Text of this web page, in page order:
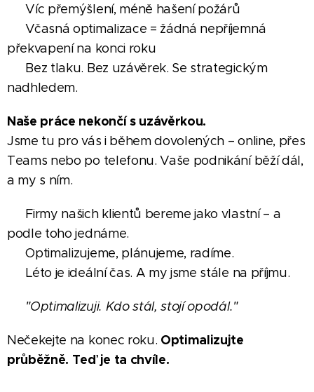
✅ Víc přemýšlení, méně hašení požárů
✅ Včasná optimalizace = žádná nepříjemná
překvapení na konci roku
✅ Bez tlaku. Bez uzávěrek. Se strategickým
nadhledem.
Naše práce nekončí s uzávěrkou.
Jsme tu pro vás i během dovolených – online, přes
Teams nebo po telefonu. Vaše podnikání běží dál,
a my s ním.
💼 Firmy našich klientů bereme jako vlastní – a
podle toho jednáme.
📊 Optimalizujeme, plánujeme, radíme.
☀️ Léto je ideální čas. A my jsme stále na příjmu.
"Optimalizuji. Kdo stál, stojí opodál."
Nečekejte na konec roku. Optimalizujte
průběžně. Teď je ta chvíle.